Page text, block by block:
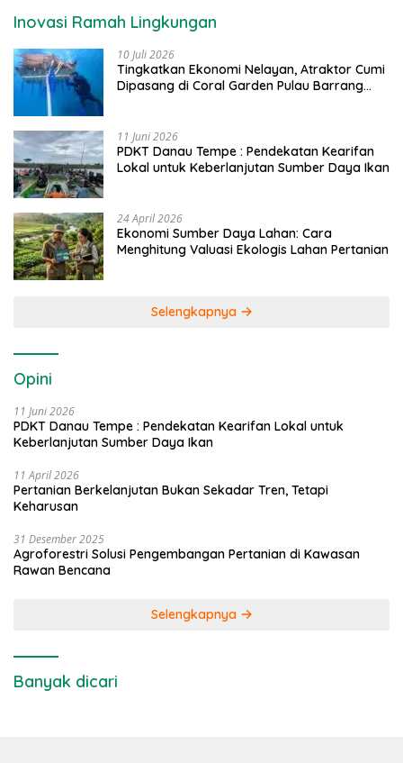
Inovasi Ramah Lingkungan
10 Juli 2026
Tingkatkan Ekonomi Nelayan, Atraktor Cumi
Dipasang di Coral Garden Pulau Barrang
11 Juni 2026
PDKT Danau Tempe : Pendekatan Kearifan
Lokal untuk Keberlanjutan Sumber Daya Ikan
24 April 2026
Ekonomi Sumber Daya Lahan: Cara
Menghitung Valuasi Ekologis Lahan Pertanian
Selengkapnya
Opini
11 Juni 2026
PDKT Danau Tempe : Pendekatan Kearifan Lokal untuk
Keberlanjutan Sumber Daya Ikan
11 April 2026
Pertanian Berkelanjutan Bukan Sekadar Tren, Tetapi
Keharusan
31 Desember 2025
Agroforestri Solusi Pengembangan Pertanian di Kawasan
Rawan Bencana
Selengkapnya
Banyak dicari